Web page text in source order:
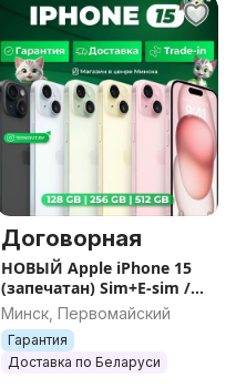
Договорная
НОВЫЙ Apple iPhone 15
(запечатан) Sim+E-sim /
Гарантия / Все цвета /
Память
Минск, Первомайский
Гарантия
Доставка по Беларуси